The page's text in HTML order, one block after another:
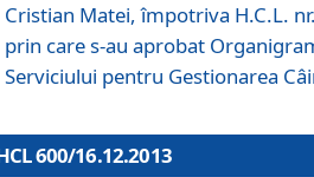
Cristian Matei, împotriva H.C.L.
prin care s-au aprobat
Serviciului pentru Gestionarea
600/16.12.2013